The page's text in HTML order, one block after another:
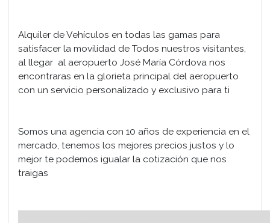
Alquiler de Vehículos en todas las gamas para
satisfacer la movilidad de Todos nuestros visitantes,
al llegar al aeropuerto José María Córdova nos
encontraras en la glorieta principal del aeropuerto
con un servicio personalizado y exclusivo para ti
Somos una agencia con 10 años de experiencia en el
mercado, tenemos los mejores precios justos y lo
mejor te podemos igualar la cotización que nos
traigas